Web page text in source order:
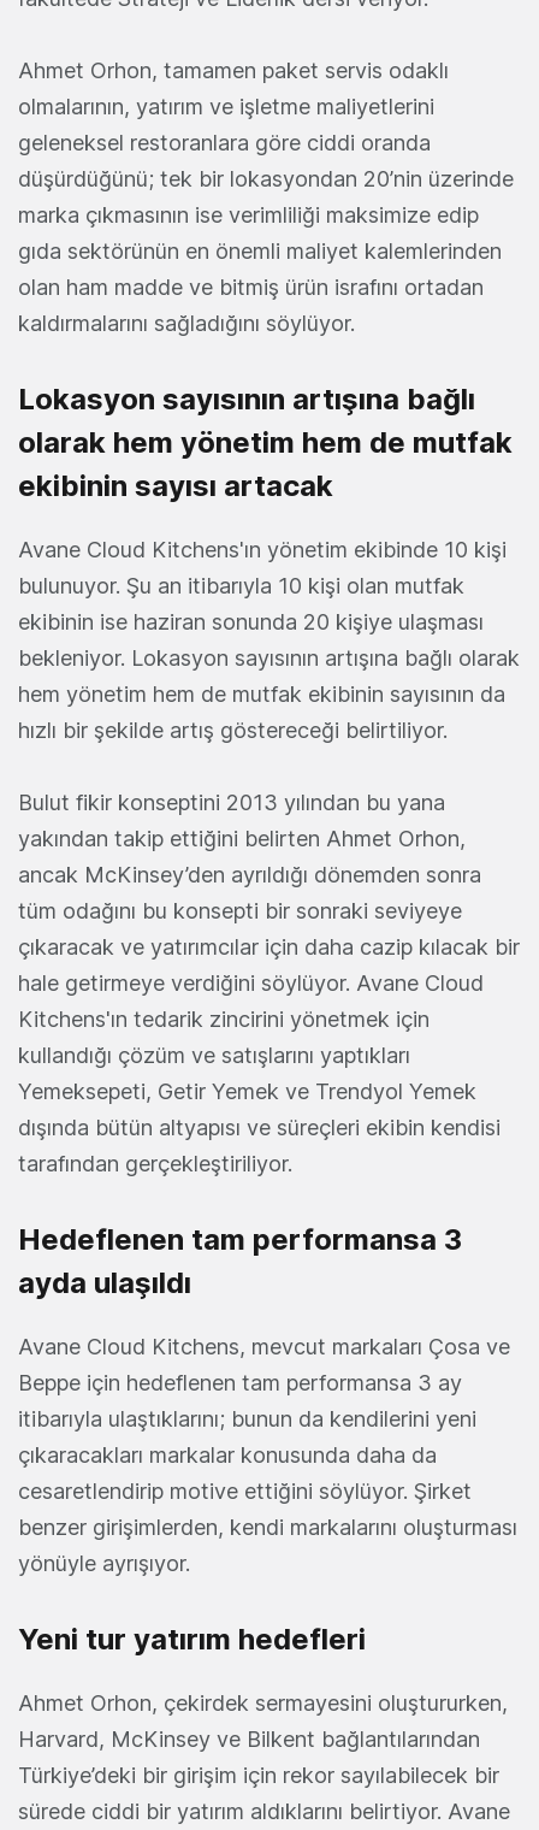
Ahmet Orhon, tamamen paket servis odaklı
olmalarının, yatırım ve işletme maliyetlerini
geleneksel restoranlara göre ciddi oranda
düşürdüğünü; tek bir lokasyondan 20’nin üzerinde
marka çıkmasının ise verimliliği maksimize edip
gıda sektörünün en önemli maliyet kalemlerinden
olan ham madde ve bitmiş ürün israfını ortadan
kaldırmalarını sağladığını söylüyor.
Lokasyon sayısının artışına bağlı
olarak hem yönetim hem de mutfak
ekibinin sayısı artacak
Avane Cloud Kitchens'ın yönetim ekibinde 10 kişi
bulunuyor. Şu an itibarıyla 10 kişi olan mutfak
ekibinin ise haziran sonunda 20 kişiye ulaşması
bekleniyor. Lokasyon sayısının artışına bağlı olarak
hem yönetim hem de mutfak ekibinin sayısının da
hızlı bir şekilde artış göstereceği belirtiliyor.
Bulut fikir konseptini 2013 yılından bu yana
yakından takip ettiğini belirten Ahmet Orhon,
ancak McKinsey’den ayrıldığı dönemden sonra
tüm odağını bu konsepti bir sonraki seviyeye
çıkaracak ve yatırımcılar için daha cazip kılacak bir
hale getirmeye verdiğini söylüyor. Avane Cloud
Kitchens'ın tedarik zincirini yönetmek için
kullandığı çözüm ve satışlarını yaptıkları
Yemeksepeti, Getir Yemek ve Trendyol Yemek
dışında bütün altyapısı ve süreçleri ekibin kendisi
tarafından gerçekleştiriliyor.
Hedeflenen tam performansa 3
ayda ulaşıldı
Avane Cloud Kitchens, mevcut markaları Çosa ve
Beppe için hedeflenen tam performansa 3 ay
itibarıyla ulaştıklarını; bunun da kendilerini yeni
çıkaracakları markalar konusunda daha da
cesaretlendirip motive ettiğini söylüyor. Şirket
benzer girişimlerden, kendi markalarını oluşturması
yönüyle ayrışıyor.
Yeni tur yatırım hedefleri
Ahmet Orhon, çekirdek sermayesini oluştururken,
Harvard, McKinsey ve Bilkent bağlantılarından
Türkiye’deki bir girişim için rekor sayılabilecek bir
sürede ciddi bir yatırım aldıklarını belirtiyor. Avane